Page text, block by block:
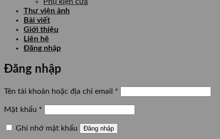
Thư viện ảnh
Bài viết
Giới thiệu
Liên hệ
Đăng nhập
Đăng nhập
Tên tài khoản hoặc địa chỉ email *
Mật khẩu *
Ghi nhớ mật khẩu
Đăng nhập